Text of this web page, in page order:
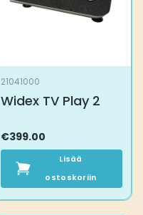
21041000
Widex TV Play 2
€399.00
Lisää
ostoskoriin